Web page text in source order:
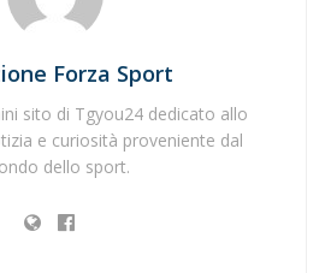
Forza Sport
sito di Tgyou24 dedicato allo
e curiosità proveniente dal
dello sport.